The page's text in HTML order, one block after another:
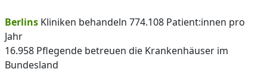
Berlins Kliniken behandeln 774.108 Patient:innen pro
Jahr
16.958 Pflegende betreuen die Krankenhäuser im
Bundesland